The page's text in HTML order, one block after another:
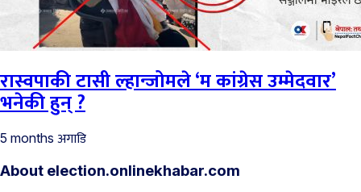
रास्वपाकी टासी ल्हान्जोमले ‘म कांग्रेस उम्मेदवार’
भनेकी हुन् ?
5 months अगाडि
About election.onlinekhabar.com